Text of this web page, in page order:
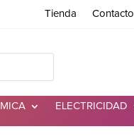
Tienda Contacto
ELECTRICIDAD